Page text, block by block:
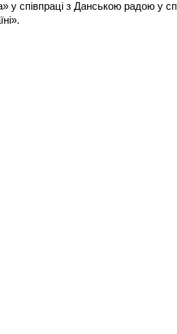
у співпраці з Данською радою у